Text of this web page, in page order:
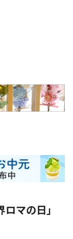
マの日」